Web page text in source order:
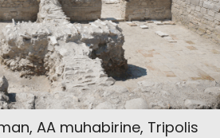
AA muhabirine, Tripolis